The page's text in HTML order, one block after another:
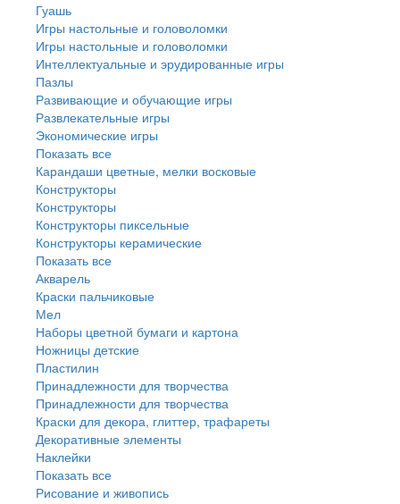
Гуашь
Игры настольные и головоломки
Игры настольные и головоломки
Интеллектуальные и эрудированные игры
Пазлы
Развивающие и обучающие игры
Развлекательные игры
Экономические игры
Показать все
Карандаши цветные, мелки восковые
Конструкторы
Конструкторы
Конструкторы пиксельные
Конструкторы керамические
Показать все
Акварель
Краски пальчиковые
Мел
Наборы цветной бумаги и картона
Ножницы детские
Пластилин
Принадлежности для творчества
Принадлежности для творчества
Краски для декора, глиттер, трафареты
Декоративные элементы
Наклейки
Показать все
Рисование и живопись